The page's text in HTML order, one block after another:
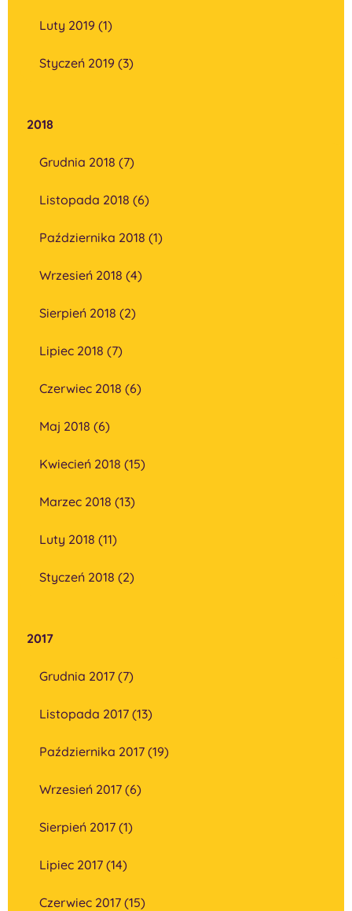
Luty 2019 (1)
Styczeń 2019 (3)
2018
Grudnia 2018 (7)
Listopada 2018 (6)
Października 2018 (1)
Wrzesień 2018 (4)
Sierpień 2018 (2)
Lipiec 2018 (7)
Czerwiec 2018 (6)
Maj 2018 (6)
Kwiecień 2018 (15)
Marzec 2018 (13)
Luty 2018 (11)
Styczeń 2018 (2)
2017
Grudnia 2017 (7)
Listopada 2017 (13)
Października 2017 (19)
Wrzesień 2017 (6)
Sierpień 2017 (1)
Lipiec 2017 (14)
Czerwiec 2017 (15)